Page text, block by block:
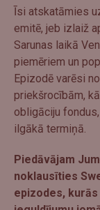
Īsi atskatāmies
emitē, jeb izlaiž
Sarunas laikā
piemēriem un
Epizodē varēsi
priekšrocībām,
obligāciju
ilgākā termiņā.
Piedāvājam
noklausīties
epizodes,